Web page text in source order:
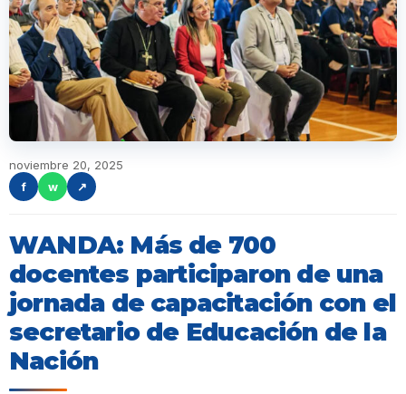
noviembre 20, 2025
f
w ↗
WANDA: Más de 700
docentes participaron de una
jornada de capacitación con el
secretario de Educación de la
Nación